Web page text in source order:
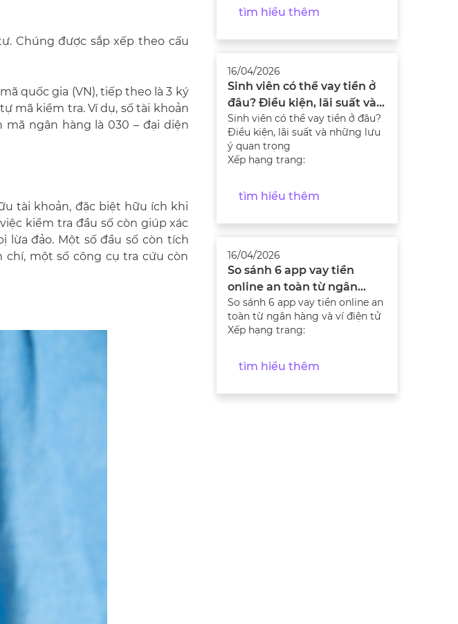
Chúng được sắp xếp theo cấu
quốc gia (VN), tiếp theo là 3 ký
mã kiểm tra. Ví dụ, số tài khoản
mã ngân hàng là 030 – đại diện
tài khoản, đặc biệt hữu ích khi
kiểm tra đầu số còn giúp xác
đảo. Một số đầu số còn tích
một số công cụ tra cứu còn
tìm hiểu thêm
16/04/2026
Sinh viên có thể vay tiền ở
đâu? Điều kiện, lãi suất và
những lưu ý quan trọng
Sinh viên có thể vay tiền ở đâu?
Điều kiện, lãi suất và những lưu
ý quan trọng
Xếp hạng trang:
tìm hiểu thêm
16/04/2026
So sánh 6 app vay tiền
online an toàn từ ngân
hàng và ví điện tử
So sánh 6 app vay tiền online an
toàn từ ngân hàng và ví điện tử
Xếp hạng trang:
tìm hiểu thêm